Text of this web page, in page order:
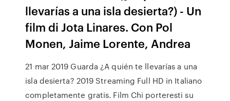
llevarías a una isla desierta?) - Un
film di Jota Linares. Con Pol
Monen, Jaime Lorente, Andrea
21 mar 2019 Guarda ¿A quién te llevarías a una
isla desierta? 2019 Streaming Full HD in Italiano
completamente gratis. Film Chi porteresti su